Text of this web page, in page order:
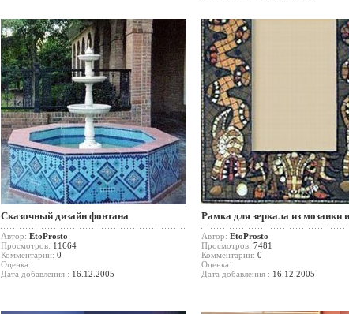
Сказочный дизайн фонтана
Автор: EtoProsto
Просмотров: 11664
Комментарии: 0
Оценка:
Дата добавления : 16.12.2005
Рамка для зеркала из мозаики
Автор: EtoProsto
Просмотров: 7481
Комментарии: 0
Оценка:
Дата добавления : 16.12.2005